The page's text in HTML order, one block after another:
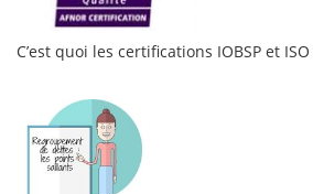
C’est quoi les certifications IOBSP et ISO